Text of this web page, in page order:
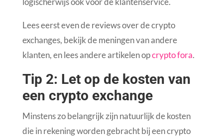
Lees eerst even de reviews over de crypto
exchanges, bekijk de meningen van andere
klanten, en lees andere artikelen opcrypto fora.
Tip 2: Let op de kosten van
een crypto exchange
Minstens zo belangrijk zijn natuurlijk de kosten
die in rekening worden gebracht bij een crypto